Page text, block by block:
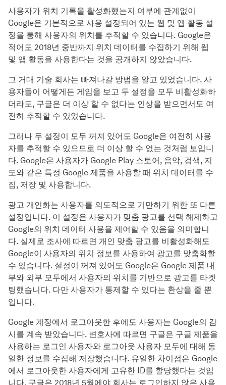
사용자가 위치 기록을 활성화했는지 여부에 관계없이
Google은 기본적으로 사용 설정되어 있는 웹 및 앱 활동 설
정을 통해 사용자의 위치를 추적할 수 있습니다. Google은
적어도 2018년 중반까지 위치 데이터를 수집하기 위해 웹
및 앱 활동을 사용한다는 것을 공개하지 않았습니다.
그 거대 기술 회사는 빠져나갈 방법을 알고 있었습니다. 사
용자들이 어떻게든 게임을 보고 두 설정을 모두 비활성화하
더라도, 구글은 더 이상 할 수 없다는 인상을 받으면서도 여
전히 추적할 수 있었습니다.
그러나 두 설정이 모두 꺼져 있어도 Google은 여전히 사용
자를 추적할 수 있으므로 더 이상 할 수 없는 것처럼 보입니
다. Google은 사용자가 Google Play 스토어, 음악, 검색, 지
도와 같은 특정 Google 제품을 사용할 때 위치 데이터를 수
집, 저장 및 사용합니다.
광고 개인화는 사용자를 의도적으로 기만하기 위한 또 다른
설정입니다. 이 설정은 사용자가 맞춤 광고를 선택 해제하고
Google의 위치 데이터 사용을 제어할 수 있음을 의미합니
다. 실제로 조사에 따르면 개인 맞춤 광고를 비활성화해도
Google이 사용자의 위치 정보를 사용하여 광고를 맞춤화할
수 있습니다. 설정이 꺼져 있어도 Google은 Google 제품 내
부와 외부 모두에서 사용자의 위치를 기반으로 광고를 타겟
팅했습니다. 다만 사용자가 통제할 수 있다는 환상을 줄 뿐
입니다.
Google 계정에서 로그아웃한 후에도 사용자는 Google의 감
시를 계속 받았습니다. 변호사에 따르면 구글은 구글 제품을
사용하는 로그인 사용자와 로그아웃 사용자 모두에 대해 동
일한 정보를 수집해 저장했습니다. 유일한 차이점은 Google
에서 로그아웃한 사용자에게 고유한 ID를 할당했다는 것입
니다. 구글은 2018년 5월에야 회사는 로그인하지 않은 사용